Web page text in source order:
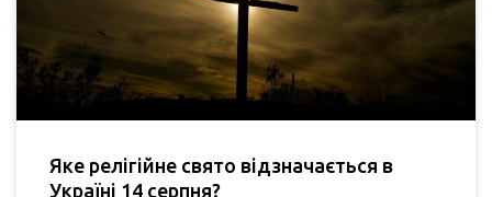
Яке релігійне свято відзначається в
Україні 14 серпня?